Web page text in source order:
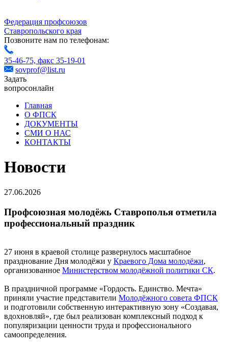
Федерация профсоюзов
Ставропольского края
Позвоните нам по телефонам:
35-46-75, факс 35-19-01
sovprof@list.ru
Задать
вопросонлайн
Главная
О ФПСК
ДОКУМЕНТЫ
СМИ О НАС
КОНТАКТЫ
Новости
27.06.2026
Профсоюзная молодёжь Ставрополья отметила
профессиональный праздник
27 июня в краевой столице развернулось масштабное
празднование Дня молодёжи у Краевого Дома молодёжи,
организованное Министерством молодёжной политики СК.
В праздничной программе «Гордость. Единство. Мечта»
приняли участие представители Молодёжного совета ФПСК
и подготовили собственную интерактивную зону «Создавая,
вдохновляй», где был реализован комплексный подход к
популяризации ценности труда и профессионального
самоопределения.